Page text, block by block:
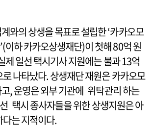
와의 상생을 목표로 설립한 ‘카카오모
이하 카카오상생재단)이 첫해 80억 원
제 일선 택시기사 지원에는 불과 13억
나타났다. 상생재단 재원은 카카오모
, 운영은 외부 기관에 위탁관리 하는
택시 종사자들을 위한 상생지원은 아
는 지적이다.